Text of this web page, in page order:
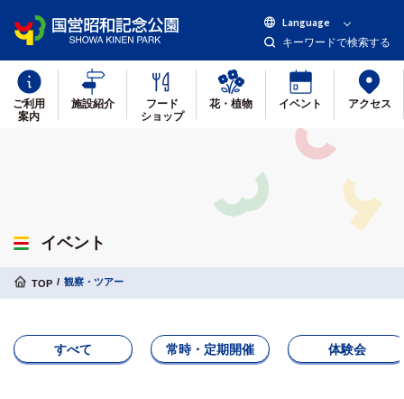
Language
キーワードで検索する
ご利用
案内
施設紹介
フード
ショップ
花・植物 イベント アクセス
イベント
TOP 観察・ツアー
すべて 常時・定期開催 体験会